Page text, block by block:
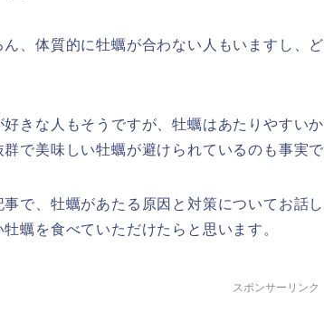
ん、体質的に牡蠣が合わない人もいますし、
好きな人もそうですが、牡蠣はあたりやすい
群で美味しい牡蠣が避けられているのも事実で
事で、牡蠣があたる原因と対策についてお話
牡蠣を食べていただけたらと思います。
スポンサーリンク